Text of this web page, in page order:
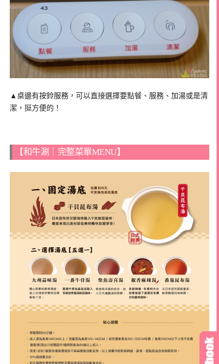
▲桌邊有按鈴服務，可以直接選擇要點餐、服務、加湯或是清
潔，挺方便的！
【和牛涮｜完整菜單MENU】